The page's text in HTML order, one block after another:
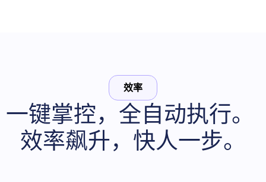
效率
一键掌控，全自动执行。
效率飙升，快人一步。